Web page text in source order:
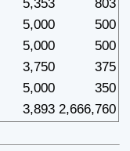
5,353
803
5,000
500
5,000
500
3,750
375
5,000
350
3,893 2,666,760